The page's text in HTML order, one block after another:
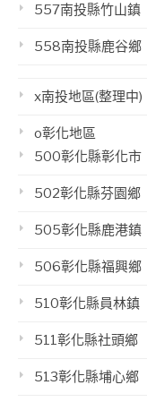
557南投縣竹山鎮
558南投縣鹿谷鄉
x南投地區(整理中)
o彰化地區
500彰化縣彰化市
502彰化縣芬園鄉
505彰化縣鹿港鎮
506彰化縣福興鄉
510彰化縣員林鎮
511彰化縣社頭鄉
513彰化縣埔心鄉